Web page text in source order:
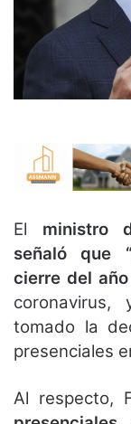
El ministro
señaló que
cierre del
tomado la
presenciales
Al respecto,